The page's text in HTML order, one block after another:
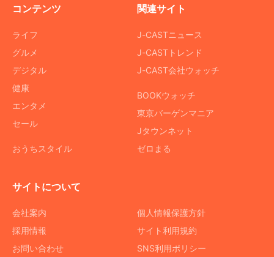
コンテンツ
ライフ
グルメ
デジタル
健康
エンタメ
セール
おうちスタイル
関連サイト
J-CASTニュース
J-CASTトレンド
J-CAST会社ウォッチ
BOOKウォッチ
東京バーゲンマニア
Jタウンネット
ゼロまる
サイトについて
会社案内
採用情報
お問い合わせ
個人情報保護方針
サイト利用規約
SNS利用ポリシー